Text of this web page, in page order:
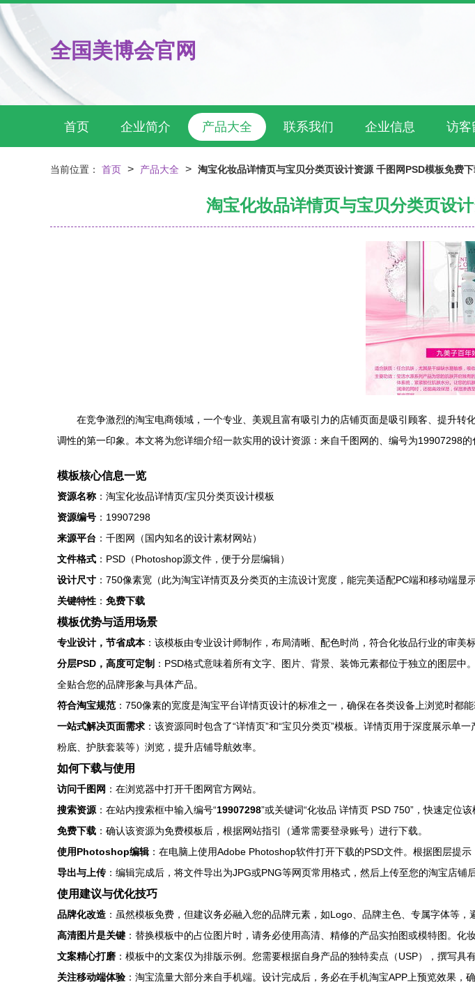
全国美博会官网
首页 企业简介 产品大全 联系我们 企业信息 访客
当前位置： 首页 > 产品大全 > 淘宝化妆品详情页与宝贝分类页设计资源 千图网PSD模板免费
淘宝化妆品详情页与宝贝分类页设
在竞争激烈的淘宝电商领域，一个专业、美观且富有吸引力的店铺页面是吸引顾客、提升
调性的第一印象。本文将为您详细介绍一款实用的设计资源：来自千图网的、编号为19907298
模板核心信息一览
资源名称 ：淘宝化妆品详情页/宝贝分类页设计模板
资源编号 ：19907298
来源平台 ：千图网（国内知名的设计素材网站）
文件格式 ：PSD（Photoshop源文件，便于分层编辑）
设计尺寸 ：750像素宽（此为淘宝详情页及分类页的主流设计宽度，能完美适配PC端和移动端显示
关键特性 ： 免费下载
模板优势与适用场景
专业设计，节省成本：该模板由专业设计师制作，布局清晰、配色时尚，符合化妆品行业的审美
分层PSD，高度可定制 ：PSD格式意味着所有文字、图片、背景、装饰元素都位于独立的图层
全贴合您的品牌形象与具体产品。
符合淘宝规范 ：750像素的宽度是淘宝平台详情页设计的标准之一，确保在各类设备上浏览时都
一站式解决页面需求 ：该资源同时包含了“详情页”和“宝贝分类页”模板。详情页用于深度展示单
粉底、护肤套装等）浏览，提升店铺导航效率。
如何下载与使用
访问千图网 ：在浏览器中打开千图网官方网站。
搜索资源 ：在站内搜索框中输入编号“19907298”或关键词“化妆品 详情页 PSD 750”，快速定位该
免费下载 ：确认该资源为免费模板后，根据网站指引（通常需要登录账号）进行下载。
使用Photoshop编辑 ：在电脑上使用Adobe Photoshop软件打开下载的PSD文件。根据图层提
导出与上传 ：编辑完成后，将文件导出为JPG或PNG等网页常用格式，然后上传至您的淘宝店铺
使用建议与优化技巧
品牌化改造 ：虽然模板免费，但建议务必融入您的品牌元素，如Logo、品牌主色、专属字体等，
高清图片是关键 ：替换模板中的占位图片时，请务必使用高清、精修的产品实拍图或模特图。化
文案精心打磨 ：模板中的文案仅为排版示例。您需要根据自身产品的独特卖点（USP），撰写具
关注移动端体验 ：淘宝流量大部分来自手机端。设计完成后，务必在手机淘宝APP上预览效果，